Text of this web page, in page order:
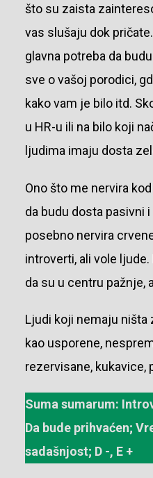
što su zaista
vas slušaju dok
glavna potreba da
sve o vašoj porodici,
kako vam je bilo itd.
u HR-u ili na bilo koji
ljudima imaju dosta
Ono što me nervira
da budu dosta pasivni
posebno nervira
introverti, ali vole
da su u centru pažnje,
Ljudi koji nemaju ništa
kao usporene,
rezervisane, kukavice,
Suma sumarum:
Da bude prihvaćen;
sadašnjost; D -, E +